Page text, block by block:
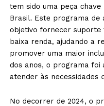
tem sido uma peça
Brasil. Este programa de
objetivo fornecer suporte
baixa renda, ajudando a
promover uma maior
dos anos, o programa foi
atender às necessidades
No decorrer de 2024, o